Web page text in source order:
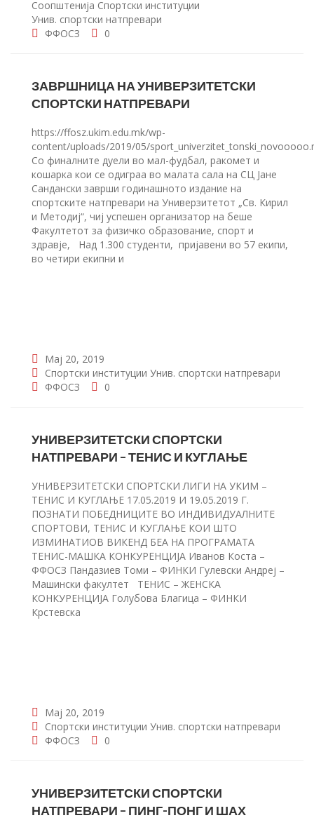
Соопштенија Спортски институции
Унив. спортски натпревари
ФФОСЗ
0
ЗАВРШНИЦА НА УНИВЕРЗИТЕТСКИ
СПОРТСКИ НАТПРЕВАРИ
https://ffosz.ukim.edu.mk/wp-
content/uploads/2019/05/
Со финалните дуели во мал-фудбал, ракомет и
кошарка кои се одиграа во малата сала на СЦ Јане
Сандански заврши годинашното издание на
спортските натпревари на Универзитетот „Св. Кирил
и Методиј“, чиј успешен организатор на беше
Факултетот за физичко образование, спорт и
здравје, Над 1.300 студенти, пријавени во 57 екипи,
во четири екипни и
Мај 20, 2019
Спортски институции Унив. спортски натпревари
ФФОСЗ
0
УНИВЕРЗИТЕТСКИ СПОРТСКИ
НАТПРЕВАРИ – ТЕНИС И КУГЛАЊЕ
УНИВЕРЗИТЕТСКИ СПОРТСКИ ЛИГИ НА УКИМ –
ТЕНИС И КУГЛАЊЕ 17.05.2019 И 19.05.2019 Г.
ПОЗНАТИ ПОБЕДНИЦИТЕ ВО ИНДИВИДУАЛНИТЕ
СПОРТОВИ, ТЕНИС И КУГЛАЊЕ КОИ ШТО
ИЗМИНАТИОВ ВИКЕНД БЕА НА ПРОГРАМАТА
ТЕНИС-МАШКА КОНКУРЕНЦИЈА Иванов Коста –
ФФОСЗ Пандазиев Томи – ФИНКИ Гулевски Андреј –
Машински факултет ТЕНИС – ЖЕНСКА
КОНКУРЕНЦИЈА Голубова Благица – ФИНКИ
Крстевска
Мај 20, 2019
Спортски институции Унив. спортски натпревари
ФФОСЗ
0
УНИВЕРЗИТЕТСКИ СПОРТСКИ
НАТПРЕВАРИ – ПИНГ-ПОНГ И ШАХ